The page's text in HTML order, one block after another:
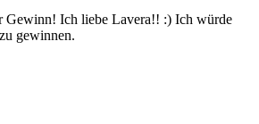
Gewinn! Ich liebe Lavera!! :) Ich würde
gewinnen.